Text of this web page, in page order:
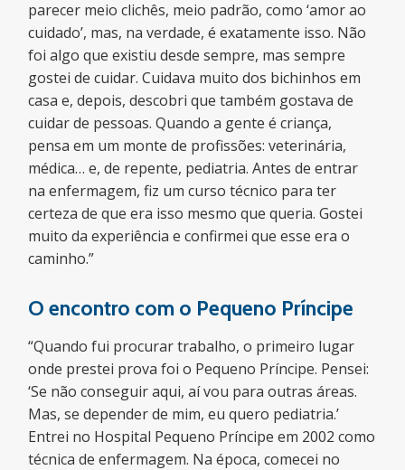
parecer meio clichês, meio padrão, como ‘amor ao
cuidado’, mas, na verdade, é exatamente isso. Não
foi algo que existiu desde sempre, mas sempre
gostei de cuidar. Cuidava muito dos bichinhos em
casa e, depois, descobri que também gostava de
cuidar de pessoas. Quando a gente é criança,
pensa em um monte de profissões: veterinária,
médica… e, de repente, pediatria. Antes de entrar
na enfermagem, fiz um curso técnico para ter
certeza de que era isso mesmo que queria. Gostei
muito da experiência e confirmei que esse era o
caminho.”
O encontro com o Pequeno Príncipe
“Quando fui procurar trabalho, o primeiro lugar
onde prestei prova foi o Pequeno Príncipe. Pensei:
‘Se não conseguir aqui, aí vou para outras áreas.
Mas, se depender de mim, eu quero pediatria.’
Entrei no Hospital Pequeno Príncipe em 2002 como
técnica de enfermagem. Na época, comecei no